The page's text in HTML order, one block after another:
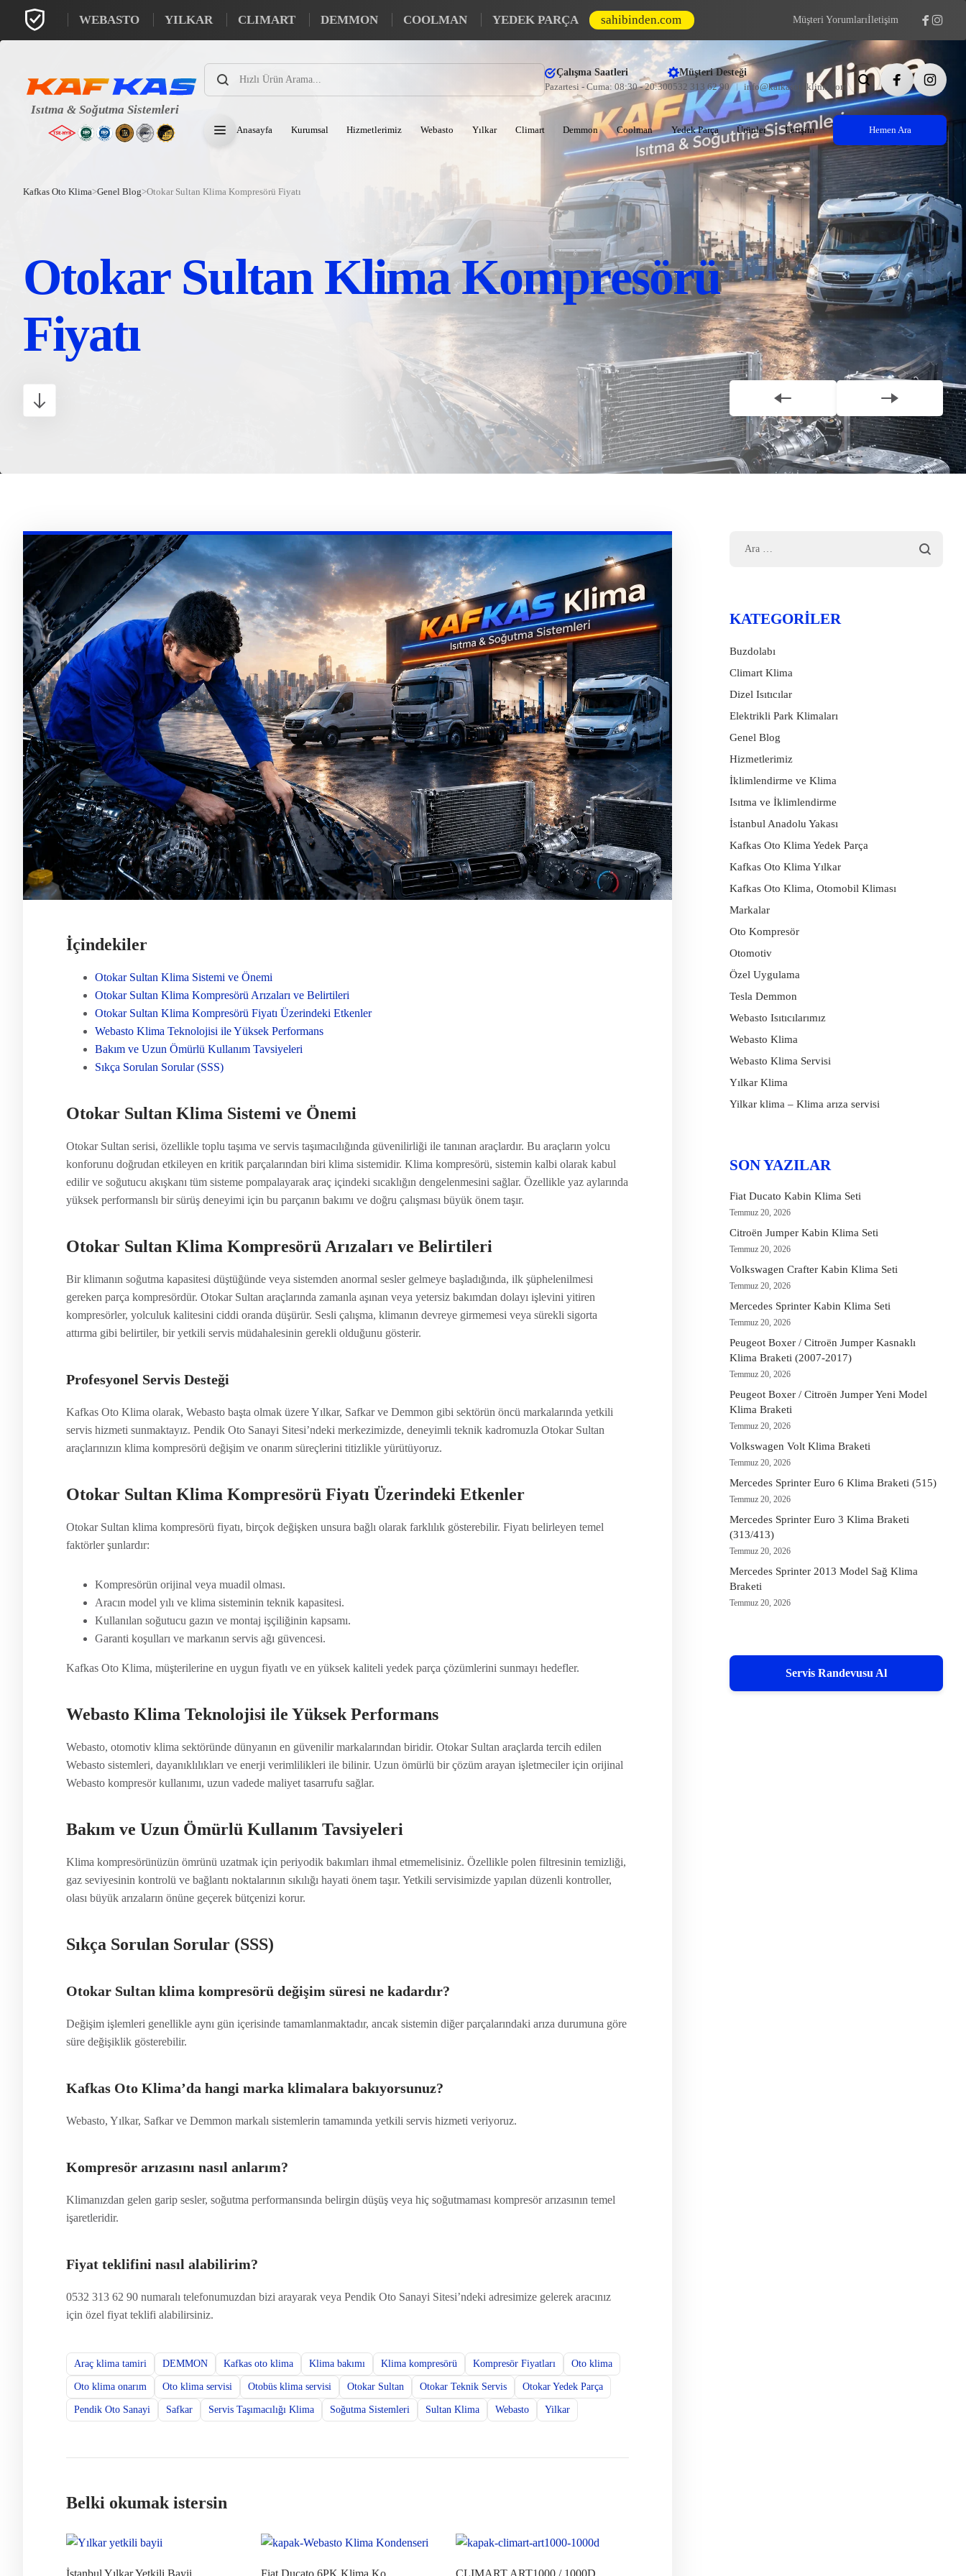
WEBASTO YILKAR CLIMART DEMMON COOLMAN YEDEK PARÇA sahibinden.com Müşteri Yorumlarıİletişim
Products
search
Çalışma Saatleri
Pazartesi - Cuma: 08:30 - 20:30
Müşteri Desteği
0532 313 62 90
info@kafkasotoklima.com
Anasayfa Kurumsal Hizmetlerimiz Webasto Yılkar Climart Demmon Coolman Yedek Parça Ürünler İletişim Hemen Ara
Kafkas Oto Klima>Genel Blog>Otokar Sultan Klima Kompresörü Fiyatı
Otokar Sultan Klima Kompresörü
Fiyatı
İçindekiler
Otokar Sultan Klima Sistemi ve Önemi
Otokar Sultan Klima Kompresörü Arızaları ve Belirtileri
Otokar Sultan Klima Kompresörü Fiyatı Üzerindeki Etkenler
Webasto Klima Teknolojisi ile Yüksek Performans
Bakım ve Uzun Ömürlü Kullanım Tavsiyeleri
Sıkça Sorulan Sorular (SSS)
Otokar Sultan Klima Sistemi ve Önemi
Otokar Sultan serisi, özellikle toplu taşıma ve servis taşımacılığında güvenilirliği ile tanınan araçlardır. Bu araçların yolcu
konforunu doğrudan etkileyen en kritik parçalarından biri klima sistemidir. Klima kompresörü, sistemin kalbi olarak kabul
edilir ve soğutucu akışkanı tüm sisteme pompalayarak araç içindeki sıcaklığın dengelenmesini sağlar. Özellikle yaz aylarında
yüksek performanslı bir sürüş deneyimi için bu parçanın bakımı ve doğru çalışması büyük önem taşır.
Otokar Sultan Klima Kompresörü Arızaları ve Belirtileri
Bir klimanın soğutma kapasitesi düştüğünde veya sistemden anormal sesler gelmeye başladığında, ilk şüphelenilmesi
gereken parça kompresördür. Otokar Sultan araçlarında zamanla aşınan veya yetersiz bakımdan dolayı işlevini yitiren
kompresörler, yolculuk kalitesini ciddi oranda düşürür. Sesli çalışma, klimanın devreye girmemesi veya sürekli sigorta
attırma gibi belirtiler, bir yetkili servis müdahalesinin gerekli olduğunu gösterir.
Profesyonel Servis Desteği
Kafkas Oto Klima olarak, Webasto başta olmak üzere Yılkar, Safkar ve Demmon gibi sektörün öncü markalarında yetkili
servis hizmeti sunmaktayız. Pendik Oto Sanayi Sitesi’ndeki merkezimizde, deneyimli teknik kadromuzla Otokar Sultan
araçlarınızın klima kompresörü değişim ve onarım süreçlerini titizlikle yürütüyoruz.
Otokar Sultan Klima Kompresörü Fiyatı Üzerindeki Etkenler
Otokar Sultan klima kompresörü fiyatı, birçok değişken unsura bağlı olarak farklılık gösterebilir. Fiyatı belirleyen temel
faktörler şunlardır:
Kompresörün orijinal veya muadil olması.
Aracın model yılı ve klima sisteminin teknik kapasitesi.
Kullanılan soğutucu gazın ve montaj işçiliğinin kapsamı.
Garanti koşulları ve markanın servis ağı güvencesi.
Kafkas Oto Klima, müşterilerine en uygun fiyatlı ve en yüksek kaliteli yedek parça çözümlerini sunmayı hedefler.
Webasto Klima Teknolojisi ile Yüksek Performans
Webasto, otomotiv klima sektöründe dünyanın en güvenilir markalarından biridir. Otokar Sultan araçlarda tercih edilen
Webasto sistemleri, dayanıklılıkları ve enerji verimlilikleri ile bilinir. Uzun ömürlü bir çözüm arayan işletmeciler için orijinal
Webasto kompresör kullanımı, uzun vadede maliyet tasarrufu sağlar.
Bakım ve Uzun Ömürlü Kullanım Tavsiyeleri
Klima kompresörünüzün ömrünü uzatmak için periyodik bakımları ihmal etmemelisiniz. Özellikle polen filtresinin temizliği,
gaz seviyesinin kontrolü ve bağlantı noktalarının sıkılığı hayati önem taşır. Yetkili servisimizde yapılan düzenli kontroller,
olası büyük arızaların önüne geçerek bütçenizi korur.
Sıkça Sorulan Sorular (SSS)
Otokar Sultan klima kompresörü değişim süresi ne kadardır?
Değişim işlemleri genellikle aynı gün içerisinde tamamlanmaktadır, ancak sistemin diğer parçalarındaki arıza durumuna göre
süre değişiklik gösterebilir.
Kafkas Oto Klima’da hangi marka klimalara bakıyorsunuz?
Webasto, Yılkar, Safkar ve Demmon markalı sistemlerin tamamında yetkili servis hizmeti veriyoruz.
Kompresör arızasını nasıl anlarım?
Klimanızdan gelen garip sesler, soğutma performansında belirgin düşüş veya hiç soğutmaması kompresör arızasının temel
işaretleridir.
Fiyat teklifini nasıl alabilirim?
0532 313 62 90 numaralı telefonumuzdan bizi arayarak veya Pendik Oto Sanayi Sitesi’ndeki adresimize gelerek aracınız
için özel fiyat teklifi alabilirsiniz.
Araç klima tamiri DEMMON Kafkas oto klima Klima bakımı Klima kompresörü Kompresör Fiyatları Oto klima
Oto klima onarım Oto klima servisi Otobüs klima servisi Otokar Sultan Otokar Teknik Servis Otokar Yedek Parça
Pendik Oto Sanayi Safkar Servis Taşımacılığı Klima Soğutma Sistemleri Sultan Klima Webasto Yilkar
Belki okumak istersin
KATEGORILER
Buzdolabı
Climart Klima
Dizel Isıtıcılar
Elektrikli Park Klimaları
Genel Blog
Hizmetlerimiz
İklimlendirme ve Klima
Isıtma ve İklimlendirme
İstanbul Anadolu Yakası
Kafkas Oto Klima Yedek Parça
Kafkas Oto Klima Yılkar
Kafkas Oto Klima, Otomobil Kliması
Markalar
Oto Kompresör
Otomotiv
Özel Uygulama
Tesla Demmon
Webasto Isıtıcılarımız
Webasto Klima
Webasto Klima Servisi
Yılkar Klima
Yilkar klima – Klima arıza servisi
SON YAZILAR
Fiat Ducato Kabin Klima Seti
Temmuz 20, 2026
Citroën Jumper Kabin Klima Seti
Temmuz 20, 2026
Volkswagen Crafter Kabin Klima Seti
Temmuz 20, 2026
Mercedes Sprinter Kabin Klima Seti
Temmuz 20, 2026
Peugeot Boxer / Citroën Jumper Kasnaklı
Klima Braketi (2007-2017)
Temmuz 20, 2026
Peugeot Boxer / Citroën Jumper Yeni Model
Klima Braketi
Temmuz 20, 2026
Volkswagen Volt Klima Braketi
Temmuz 20, 2026
Mercedes Sprinter Euro 6 Klima Braketi (515)
Temmuz 20, 2026
Mercedes Sprinter Euro 3 Klima Braketi
(313/413)
Temmuz 20, 2026
Mercedes Sprinter 2013 Model Sağ Klima
Braketi
Temmuz 20, 2026
Servis Randevusu Al